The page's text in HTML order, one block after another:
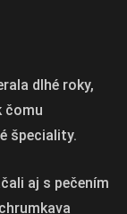
dlhé roky,
čomu
špeciality.
aj s pečením